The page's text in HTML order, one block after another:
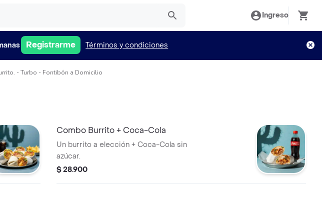
Ingreso
Registrarme Términos y condiciones
- Turbo - Fontibón a Domicilio
Combo Burrito + Coca-Cola
Un burrito a elección + Coca-Cola sin
azúcar.
$ 28.900